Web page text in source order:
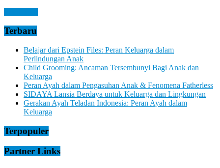
Terbaru
Belajar dari Epstein Files: Peran Keluarga dalam
Perlindungan Anak
Child Grooming: Ancaman Tersembunyi Bagi Anak dan
Keluarga
Peran Ayah dalam Pengasuhan Anak & Fenomena Fatherless
SIDAYA Lansia Berdaya untuk Keluarga dan Lingkungan
Gerakan Ayah Teladan Indonesia: Peran Ayah dalam
Keluarga
Terpopuler
Partner Links